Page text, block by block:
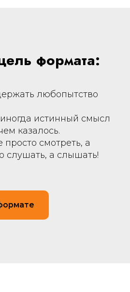
формата:
любопытство
истинный смысл
казалось.
просто смотреть, а
слушать, а слышать!